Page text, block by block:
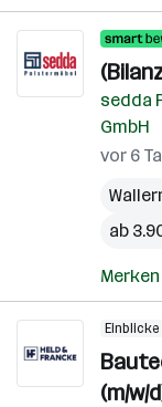
sedda
GmbH
vor 6
ab
Merken
Einblicke
(m/w/